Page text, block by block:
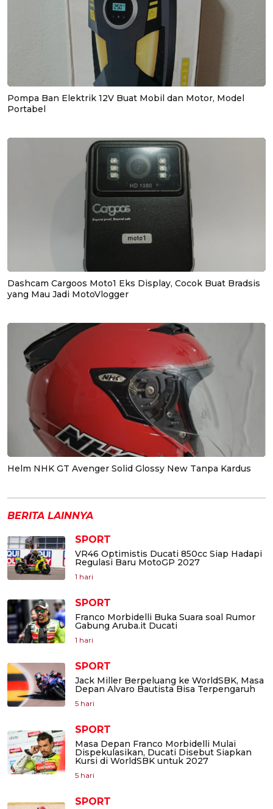
Pompa Ban Elektrik 12V Buat Mobil dan Motor, Model
Portabel
Dashcam Cargoos Moto1 Eks Display, Cocok Buat Bradsis
yang Mau Jadi MotoVlogger
Helm NHK GT Avenger Solid Glossy New Tanpa Kardus
BERITA LAINNYA
SPORT
VR46 Optimistis Ducati 850cc Siap Hadapi
Regulasi Baru MotoGP 2027
1 hari
SPORT
Franco Morbidelli Buka Suara soal Rumor
Gabung Aruba.it Ducati
1 hari
SPORT
Jack Miller Berpeluang ke WorldSBK, Masa
Depan Alvaro Bautista Bisa Terpengaruh
5 hari
SPORT
Masa Depan Franco Morbidelli Mulai
Dispekulasikan, Ducati Disebut Siapkan
Kursi di WorldSBK untuk 2027
5 hari
SPORT